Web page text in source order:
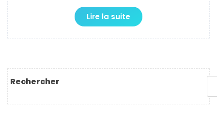
Lire la suite
Rechercher